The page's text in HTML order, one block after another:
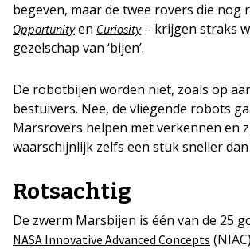
begeven, maar de twee rovers die nog
Opportunityen Curiosity– krijgen straks
gezelschap van ‘bijen’.
De robotbijen worden niet, zoals op
bestuivers. Nee, de vliegende robots
Marsrovers helpen met verkennen en
waarschijnlijk zelfs een stuk sneller
Rotsachtig
De zwerm Marsbijen is één van de 25
NASA Innovative Advanced Concepts